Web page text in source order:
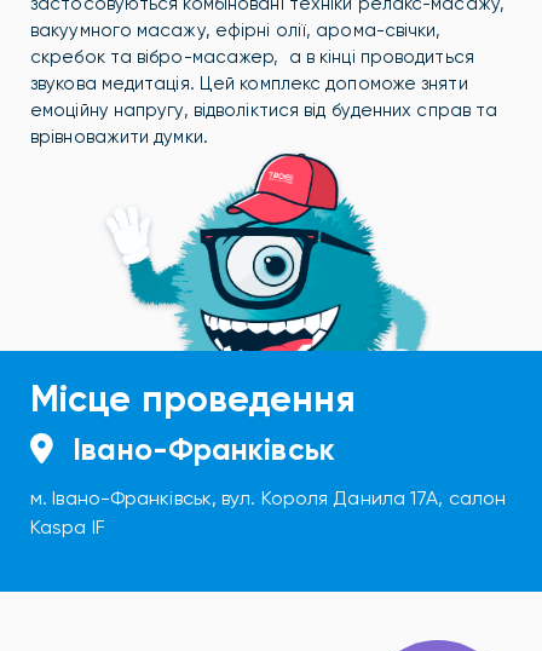
вакуумного масажу, ефірні олії, арома-свічки,
скребок та вібро-масажер, а в кінці проводиться
звукова медитація. Цей комплекс допоможе зняти
емоційну напругу, відволіктися від буденних справ та
врівноважити думки.
Місце проведення
Івано-Франківськ
м. Івано-Франківськ, вул. Короля Данила 17А, салон
Kaspa IF